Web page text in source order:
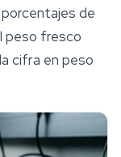
de
peso fresco
cifra en peso